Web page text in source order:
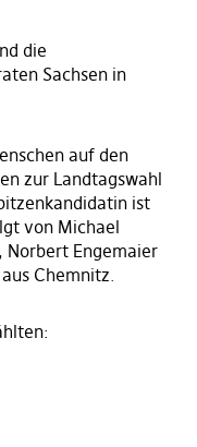
die
Sachsen in
auf den
zur Landtagswahl
ist
von Michael
Norbert Engemaier
Chemnitz.